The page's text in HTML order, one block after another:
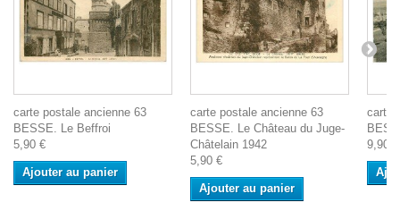
carte postale ancienne 63
BESSE. Le Beffroi
5,90 €
Ajouter au panier
carte postale ancienne 63
BESSE. Le Château du Juge-
Châtelain 1942
5,90 €
Ajouter au panier
carte
9,90 €